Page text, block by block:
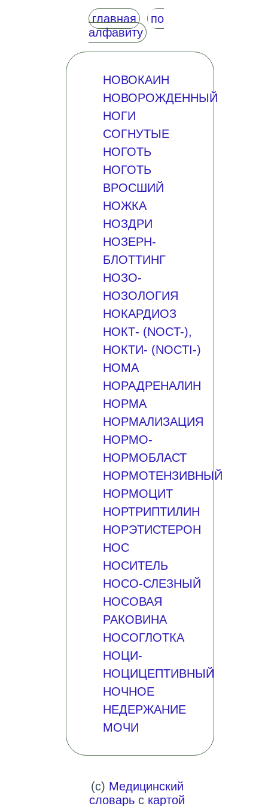
главная
по
алфавиту
НОВОКАИН
НОВОРОЖДЕННЫЙ
НОГИ
СОГНУТЫЕ
НОГОТЬ
НОГОТЬ
ВРОСШИЙ
НОЖКА
НОЗДРИ
НОЗЕРН-
БЛОТТИНГ
НОЗО-
НОЗОЛОГИЯ
НОКАРДИОЗ
НОКТ- (NOCT-),
НОКТИ- (NOCTI-)
НОМА
НОРАДРЕНАЛИН
НОРМА
НОРМАЛИЗАЦИЯ
НОРМО-
НОРМОБЛАСТ
НОРМОТЕНЗИВНЫЙ
НОРМОЦИТ
НОРТРИПТИЛИН
НОРЭТИСТЕРОН
НОС
НОСИТЕЛЬ
НОСО-СЛЕЗНЫЙ
НОСОВАЯ
РАКОВИНА
НОСОГЛОТКА
НОЦИ-
НОЦИЦЕПТИВНЫЙ
НОЧНОЕ
НЕДЕРЖАНИЕ
МОЧИ
(c) Медицинский
словарь с картой